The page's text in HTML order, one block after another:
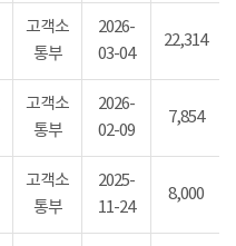
고객소
통부
2026-
03-04
22,314
고객소
통부
2026-
02-09
7,854
고객소
통부
2025-
11-24
8,000